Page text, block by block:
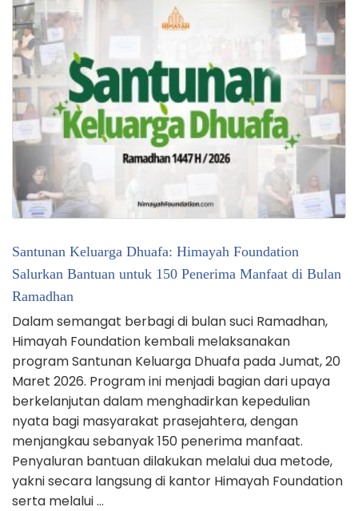
Santunan Keluarga Dhuafa: Himayah Foundation
Salurkan Bantuan untuk 150 Penerima Manfaat di Bulan
Ramadhan
Dalam semangat berbagi di bulan suci Ramadhan,
Himayah Foundation kembali melaksanakan
program Santunan Keluarga Dhuafa pada Jumat, 20
Maret 2026. Program ini menjadi bagian dari upaya
berkelanjutan dalam menghadirkan kepedulian
nyata bagi masyarakat prasejahtera, dengan
menjangkau sebanyak 150 penerima manfaat.
Penyaluran bantuan dilakukan melalui dua metode,
yakni secara langsung di kantor Himayah Foundation
serta melalui …